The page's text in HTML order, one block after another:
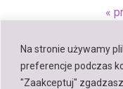
Na stronie używamy
preferencje podczas
"Zaakceptuj"
«